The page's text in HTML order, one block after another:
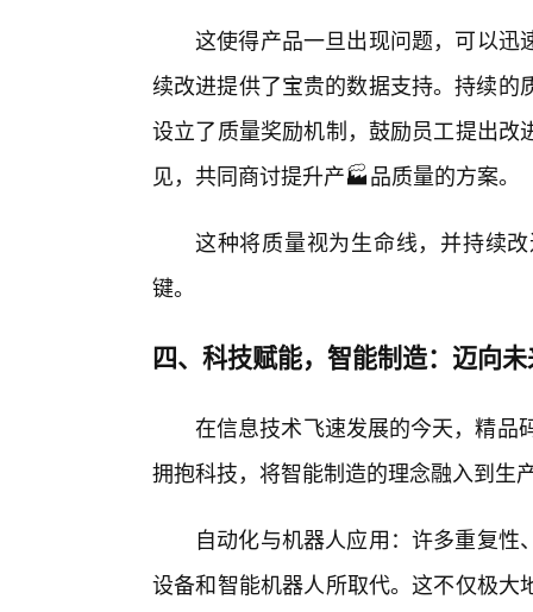
这使得产品一旦出现问题，可以迅
续改进提供了宝贵的数据支持。持续
设立了质量奖励机制，鼓励员工提出
见，共同商讨提升产🏭品质量的方案。
这种将质量视为生命线，并持续
键。
四、科技赋能，智能制造：迈向
在信息技术飞速发展的今天，精品
拥抱科技，将智能制造的理念融入到生
自动化与机器人应用：许多重复
设备和智能机器人所取代。这不仅极